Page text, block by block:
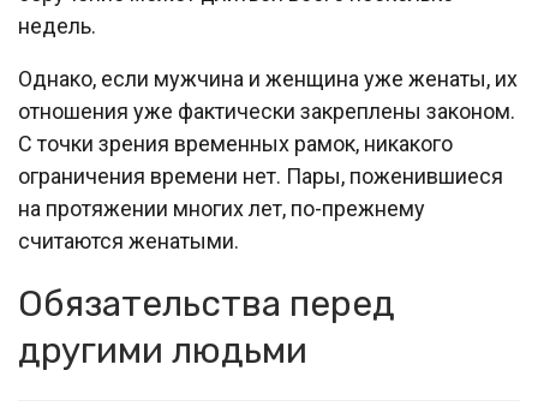
недель.
Однако, если мужчина и женщина уже женаты, их
отношения уже фактически закреплены законом.
С точки зрения временных рамок, никакого
ограничения времени нет. Пары, поженившиеся
на протяжении многих лет, по-прежнему
считаются женатыми.
Обязательства перед
другими людьми